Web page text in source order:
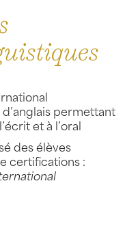
permettant
et à l’oral
des élèves
certifications :